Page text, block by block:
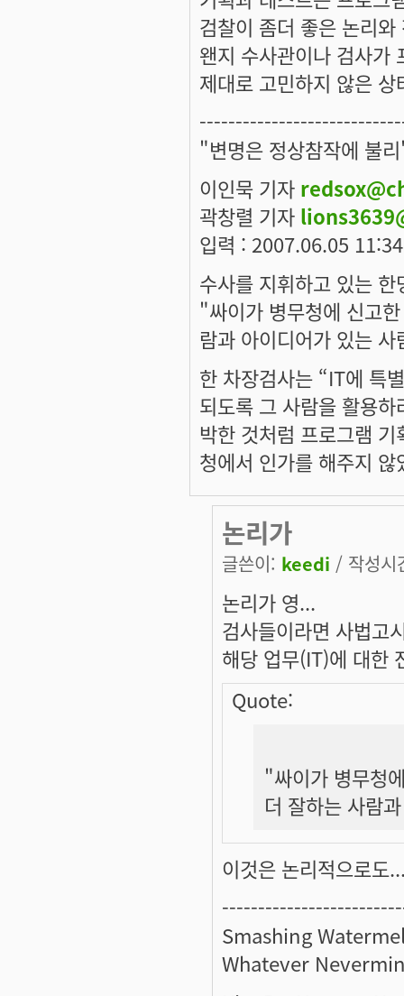
검찰이 좀더 좋은 논리
왠지 수사관이나 검사가
제대로 고민하지 않은
"변명은 정상참작에 불
이인묵 기자
곽창렬 기자
입력 : 2007.06.05
수사를 지휘하고 있는
"싸이가 병무청에 신고
람과 아이디어가 있는
한 차장검사는 “IT에 특
되도록 그 사람을 활용
박한 것처럼 프로그램
청에서 인가를 해주지
논리가
글쓴이: keedi / 작성
논리가 영...
검사들이라면 사법고
해당 업무(IT)에 대한
Quote:
"싸이가 병무청
더 잘하는 사람
이것은 논리적으로도
Smashing
Whatever